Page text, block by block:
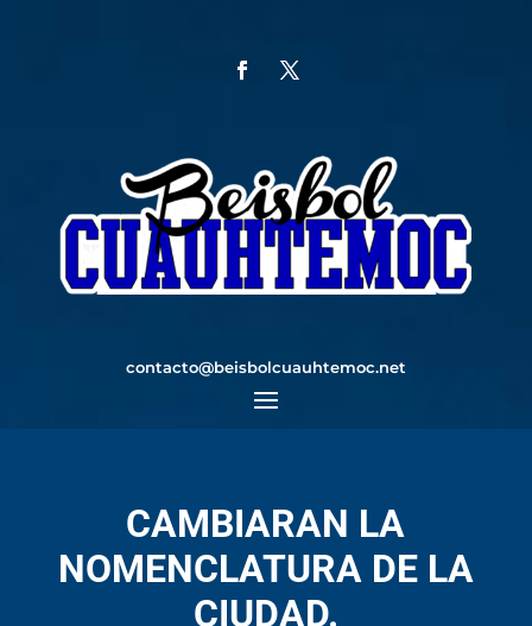
contacto@beisbolcuauhtemoc.net
CAMBIARAN LA
NOMENCLATURA DE LA
CIUDAD.